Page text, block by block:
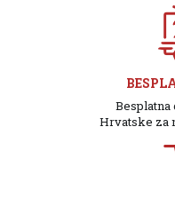
Besplatna
Hrvatske za